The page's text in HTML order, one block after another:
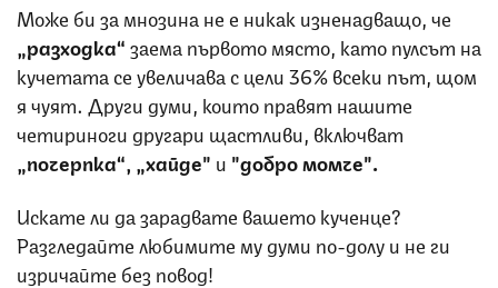
Може би за мнозина не е никак изненадващо, че
„разходка“заема първото място, като пулсът на
кучетата се увеличава с цели 36% всеки път, щом
я чуят. Други думи, които правят нашите
четириноги другари щастливи, включват
„почерпка“, „хайде" и "добро момче".
Искате ли да зарадвате вашето кученце?
Разгледайте любимите му думи по-долу и не ги
изричайте без повод!